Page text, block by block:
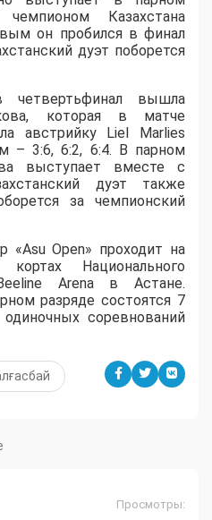
Казахстана
он пробился в финал
дуэт поборется
вышла
которая в матче
австрийку Liel Marlies
– 3:6, 6:2, 6:4. В парном
выступает вместе с
дуэт также
за чемпионский
«Asu Open» проходит на
Национального
Arena в Астане.
разряде состоятся 7
соревнований
Просмотры: